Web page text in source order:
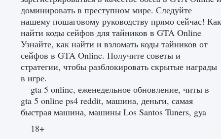
доминировать в преступном мире. Следуйте
нашему пошаговому руководству прямо сейчас! Как
найти коды сейфов для тайников в GTA Online
Узнайте, как найти и взломать коды тайников от
сейфов в GTA Online. Получите советы и
стратегии, чтобы разблокировать скрытые награды
в игре.
gta 5 online, еженедельное обновление, читы в
gta 5 online ps4 reddit, машина, деньги, самая
быстрая машина, машины Los Santos Tuners, gya
18+